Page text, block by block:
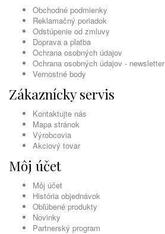
Obchodné podmienky
Reklamačný poriadok
Odstúpenie od zmluvy
Doprava a platba
Ochrana osobných údajov
Ochrana osobných údajov - newsletter
Vernostné body
Zákaznícky servis
Kontaktujte nás
Mapa stránok
Výrobcovia
Akciový tovar
Môj účet
Môj účet
História objednávok
Obľúbené produkty
Novinky
Partnerský program